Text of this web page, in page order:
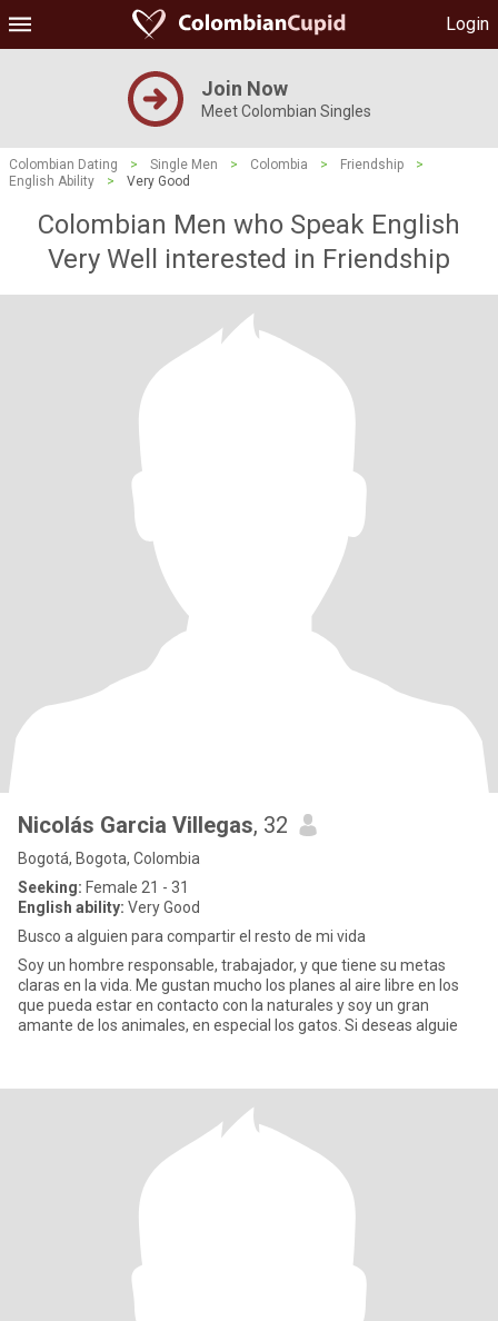
Login
Join Now
Meet Colombian Singles
Colombian Dating > Single Men > Colombia > Friendship
>
English Ability
> Very Good
Colombian Men who Speak English
Very Well interested in Friendship
Nicolás Garcia Villegas, 32
Bogotá, Bogota, Colombia
Seeking: Female 21 - 31
English ability: Very Good
Busco a alguien para compartir el resto de mi vida
Soy un hombre responsable, trabajador, y que tiene su metas
claras en la vida. Me gustan mucho los planes al aire libre en los
que pueda estar en contacto con la naturales y soy un gran
amante de los animales, en especial los gatos. Si deseas alguie